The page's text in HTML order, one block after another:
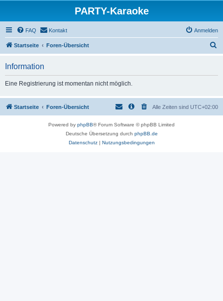
PARTY-Karaoke
FAQ Kontakt Anmelden
Startseite Foren-Übersicht
Information
Eine Registrierung ist momentan nicht möglich.
Startseite Foren-Übersicht Alle Zeiten sind UTC+02:00
Powered by phpBB® Forum Software © phpBB Limited
Deutsche Übersetzung durch phpBB.de
Datenschutz| Nutzungsbedingungen